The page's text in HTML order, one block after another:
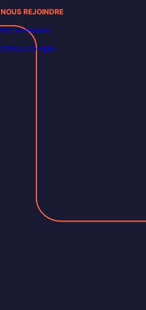
NOUS REJOINDRE
Notre équipe
Offres d’emploi